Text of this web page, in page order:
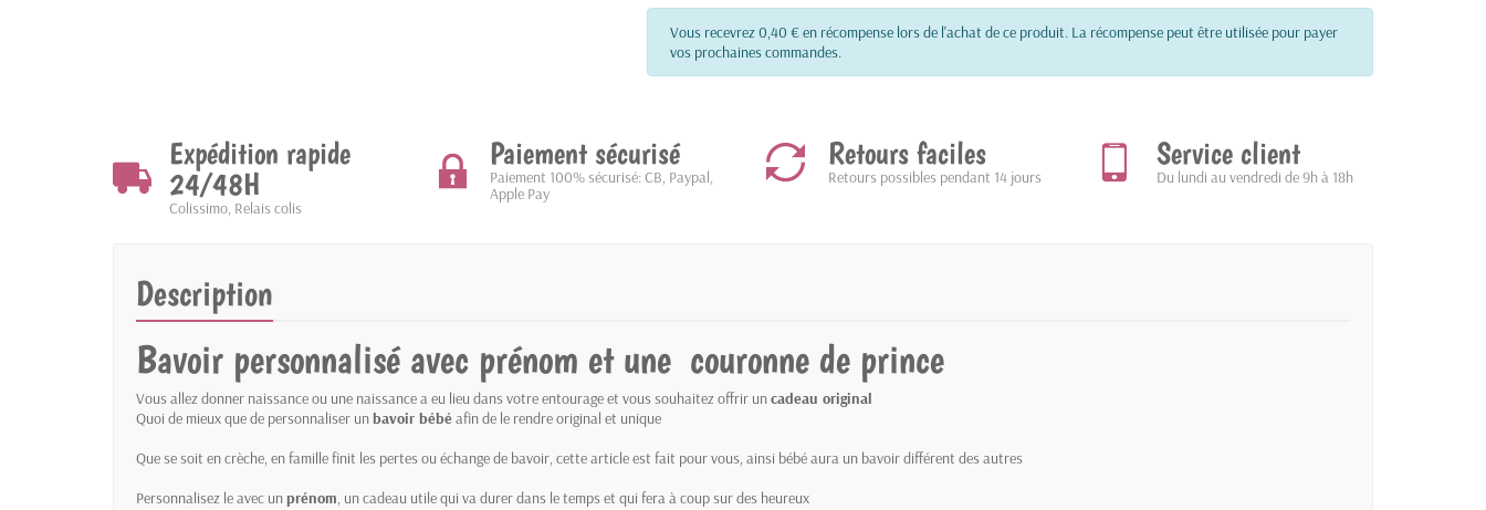
Vous recevrez 0,40 € en récompense lors de l'achat de ce produit. La récompense peut être utilisée pour payer
vos prochaines commandes.
Expédition rapide
24/48H
Colissimo, Relais colis
Paiement sécurisé
Paiement 100% sécurisé: CB, Paypal,
Apple Pay
Retours faciles
Retours possibles pendant 14 jours
Service client
Du lundi au vendredi de 9h à 18h
Description
Bavoir personnalisé avec prénom et une couronne de prince
Vous allez donner naissance ou une naissance a eu lieu dans votre entourage et vous souhaitez offrir uncadeau original
Quoi de mieux que de personnaliser un bavoir bébéafin de le rendre original et unique
Que se soit en crèche, en famille finit les pertes ou échange de bavoir, cette article est fait pour vous, ainsi bébé aura un bavoir différent des autres
Personnalisez le avec un prénom, un cadeau utile qui va durer dans le temps et qui fera à coup sur des heureux